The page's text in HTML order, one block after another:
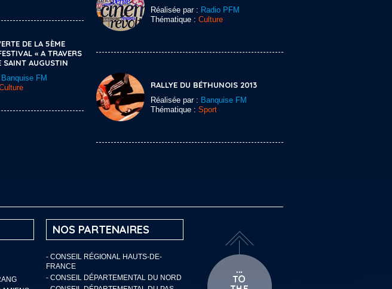
DE LA 5ÈME
« A TRAVERS
SAINT AUGUSTIN
Banquise FM
Réalisée par : Radio PFM
Thématique : Culture
RALLYE DU BÉTHUNOIS 2013
Réalisée par : Banquise FM
Thématique : Sport
NOS PARTENAIRES
- CONSEIL RÉGIONAL HAUTS-DE-
FRANCE
- CONSEIL DÉPARTEMENTAL DU NORD